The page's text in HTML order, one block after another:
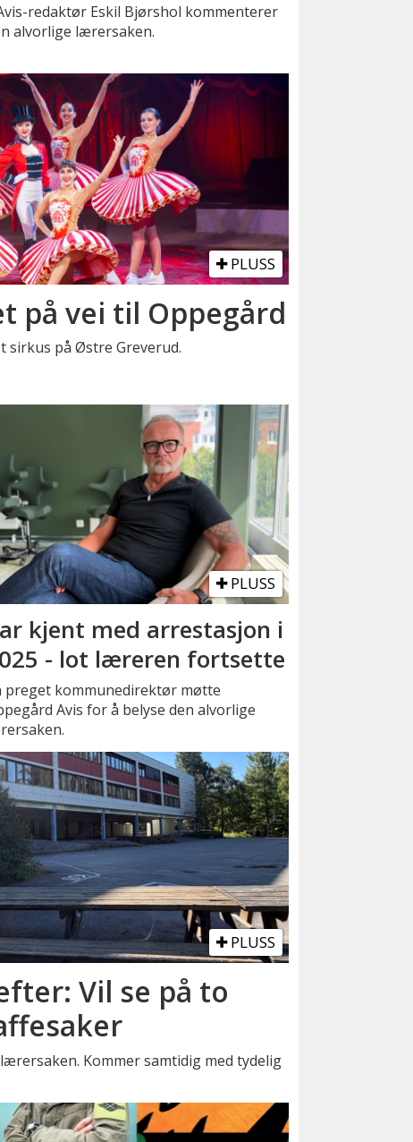
redaktør Eskil Bjørshol kommenterer
alvorlige lærersaken.
PLUSS
på vei til Oppegård
sirkus på Østre Greverud.
PLUSS
kjent med arrestasjon i
- lot læreren fortsette
preget kommunedirektør møtte
Avis for å belyse den alvorlige
PLUSS
Vil se på to
Kommer samtidig med tydelig